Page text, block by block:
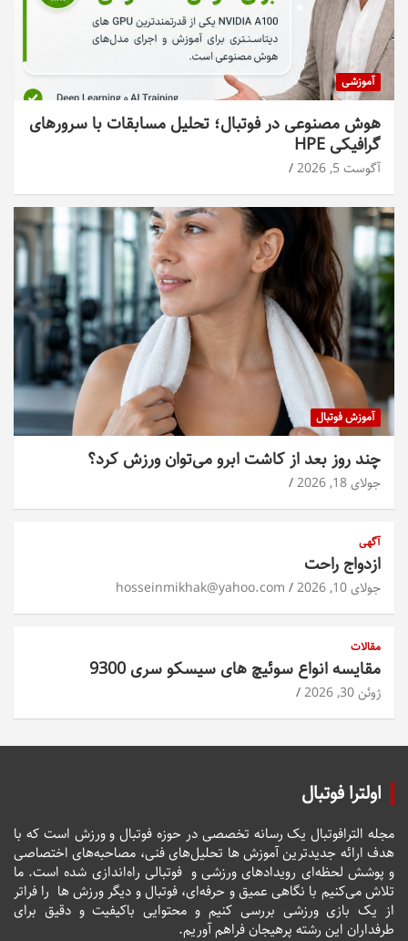
آموزشی
هوش مصنوعی در فوتبال؛ تحلیل مسابقات با سرورهای
گرافیکی HPE
آگوست 5, 2026
آموزش فوتبال
چند روز بعد از کاشت ابرو می‌توان ورزش کرد؟
جولای 18, 2026
آگهی
ازدواج راحت
جولای 10, 2026 hosseinmikhak@yahoo.com
مقالات
مقایسه انواع سوئیچ های سیسکو سری 9300
ژوئن 30, 2026
اولترا فوتبال
مجله الترافوتبال یک رسانه تخصصی در حوزه فوتبال و ورزش است که با
هدف ارائه جدیدترین آموزش ها تحلیل‌های فنی، مصاحبه‌های اختصاصی
و پوشش لحظه‌ای رویدادهای ورزشی و فوتبالی راه‌اندازی شده است. ما
تلاش می‌کنیم با نگاهی عمیق و حرفه‌ای، فوتبال و دیگر ورزش ها را فراتر
از یک بازی ورزشی بررسی کنیم و محتوایی باکیفیت و دقیق برای
طرفداران این رشته پرهیجان فراهم آوریم.